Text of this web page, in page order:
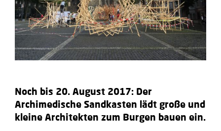
Noch bis 20. August 2017: Der
Archimedische Sandkasten lädt große und
kleine Architekten zum Burgen bauen ein.